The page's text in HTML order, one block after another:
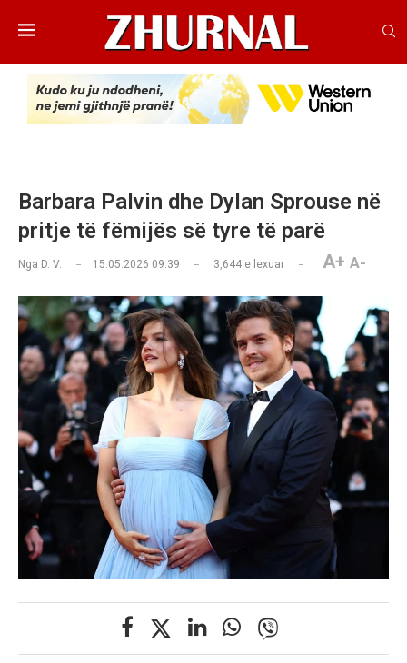
Barbara Palvin dhe Dylan Sprouse në
pritje të fëmijës së tyre të parë
Nga D. V. 15.05.2026 09:39 3,644 e lexuar A+ A-